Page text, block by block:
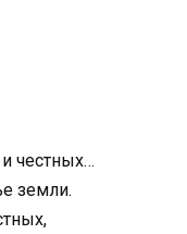
честных…
земли.